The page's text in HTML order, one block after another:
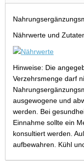
Nährwerte und
Hinweise: Die
Verzehrsmenge darf
ausgewogene und
werden. Bei
Einnahme sollte ein
konsultiert werden.
aufbewahren. Kühl